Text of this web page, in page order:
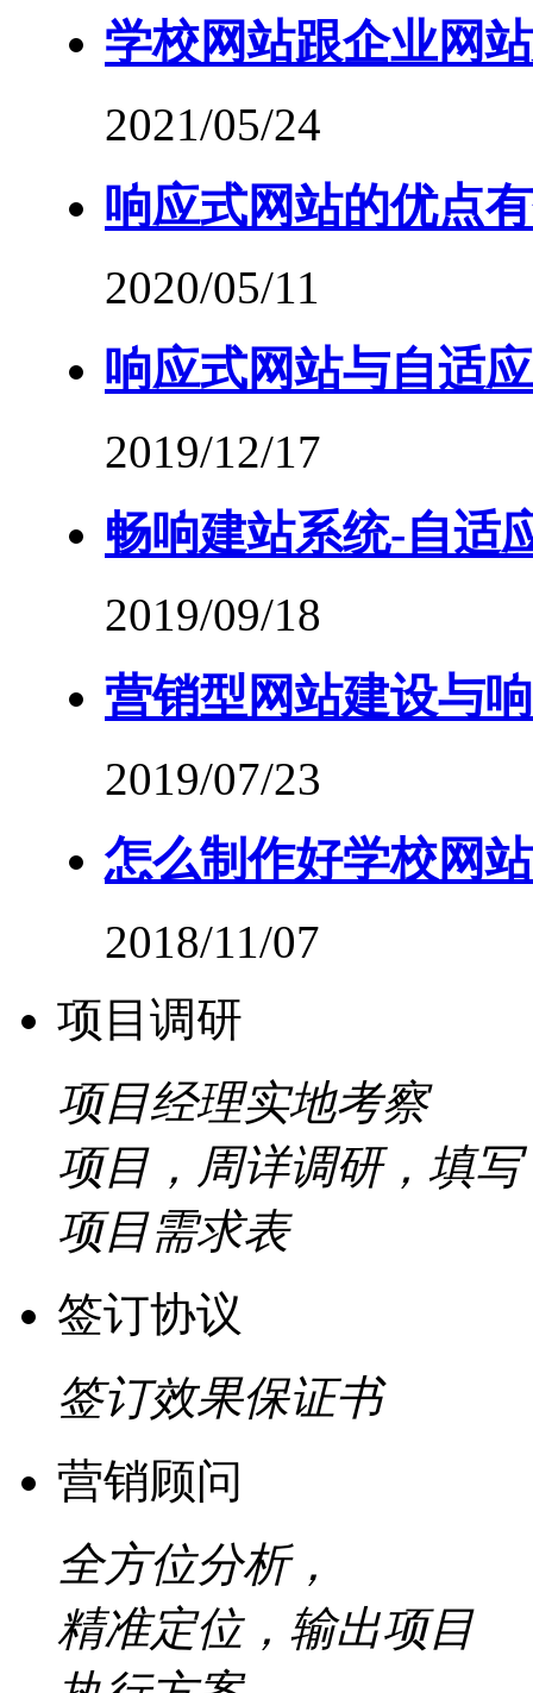
学校网站跟企业网
2021/05/24
响应式网站的优点
2020/05/11
响应式网站与自适
2019/12/17
畅响建站系统-自适
2019/09/18
营销型网站建设与
2019/07/23
怎么制作好学校网站
2018/11/07
项目调研
项目经理实地考察
项目，周详调研，填写
项目需求表
签订协议
签订效果保证书
营销顾问
全方位分析，
精准定位，输出项目